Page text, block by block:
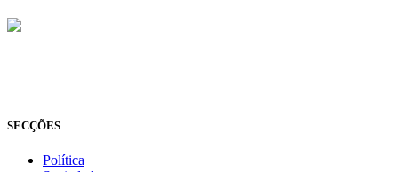
SECÇÕES
Política